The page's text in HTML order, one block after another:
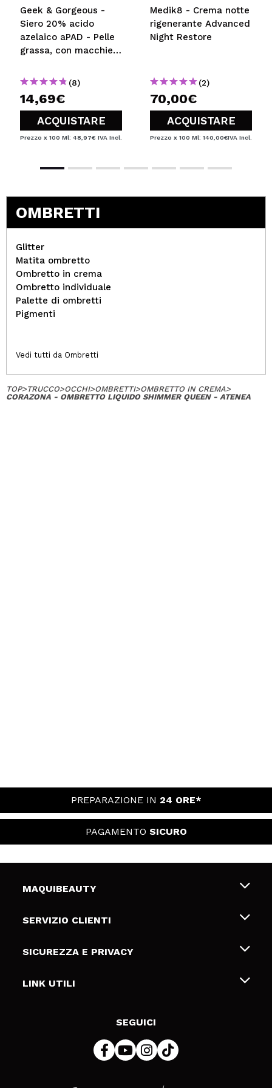
Geek & Gorgeous -
Siero 20% acido
azelaico aPAD - Pelle
grassa, con macchie o
(8)
14,69€
ACQUISTARE
Prezzo x 100 Ml: 48,97€ IVA Incl.
Medik8 - Crema notte
rigenerante Advanced
Night Restore
(2)
70,00€
ACQUISTARE
Prezzo x 100 Ml: 140,00€IVA Incl.
OMBRETTI
Glitter
Matita ombretto
Ombretto in crema
Ombretto individuale
Palette di ombretti
Pigmenti
Vedi tutti da Ombretti
TOP>TRUCCO>OCCHI>OMBRETTI>OMBRETTO IN CREMA>
CORAZONA - OMBRETTO LIQUIDO SHIMMER QUEEN - ATENEA
PREPARAZIONE IN 24 ORE*
PAGAMENTO SICURO
MAQUIBEAUTY
Chi siamo
Gift Cards
SERVIZIO CLIENTI
Spedizioni & Resi
Metodi di pagamamento
SICUREZZA E PRIVACY
Termini e condizioni
LINK UTILI
SEGUICI